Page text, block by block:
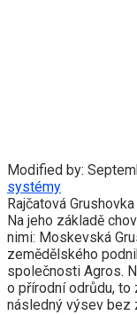
Modified by:
systémy
Rajčatová
Na jeho základě
nimi: Moskevská
zemědělského
společnosti Agros.
o přírodní odrůdu, to
následný výsev bez